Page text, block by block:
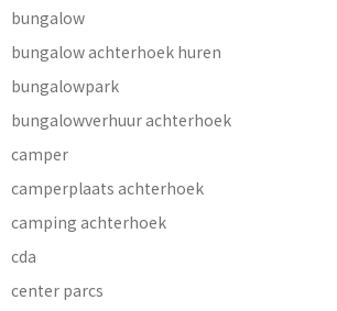
bungalow
bungalow achterhoek huren
bungalowpark
bungalowverhuur achterhoek
camper
camperplaats achterhoek
camping achterhoek
cda
center parcs